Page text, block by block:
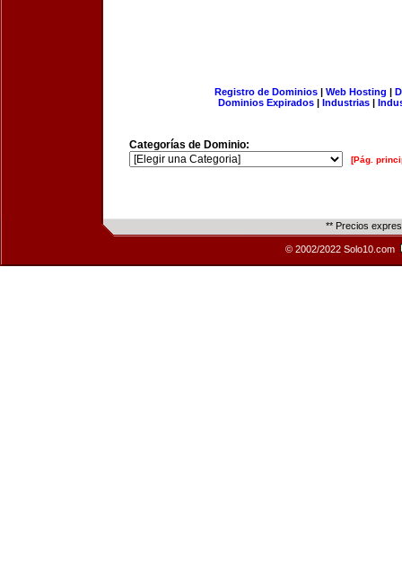
Registro de Dominios| Web Hosting |
Dominios Expirados | Industrias |
Categorías de Dominio:
[Pág.
** Precios
© 2002/2022 Solo10.com